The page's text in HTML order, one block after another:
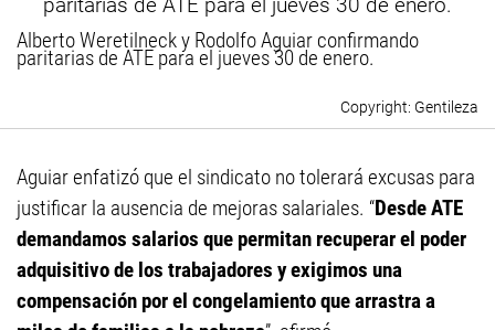
Alberto Weretilneck y Rodolfo Aguiar confirmando
paritarias de ATE para el jueves 30 de enero.
Gentileza
Aguiar enfatizó que el sindicato no tolerará excusas para
justificar la ausencia de mejoras salariales. “Desde ATE
demandamos salarios que permitan recuperar el poder
adquisitivo de los trabajadores y exigimos una
compensación por el congelamiento que arrastra a